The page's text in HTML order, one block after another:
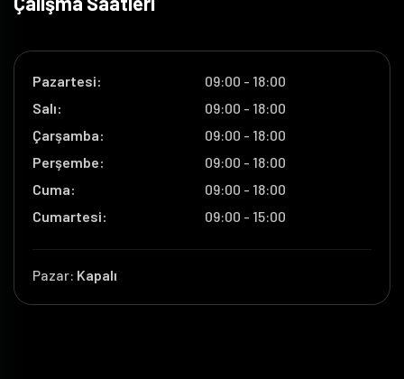
Pazartesi:
09:00 - 18:00
Salı:
09:00 - 18:00
Çarşamba:
09:00 - 18:00
Perşembe:
09:00 - 18:00
Cuma:
09:00 - 18:00
Cumartesi:
09:00 - 15:00
Pazar: Kapalı